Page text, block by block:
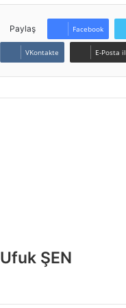
Paylaş Facebook
VKontakte E-Posta
Ufuk ŞEN